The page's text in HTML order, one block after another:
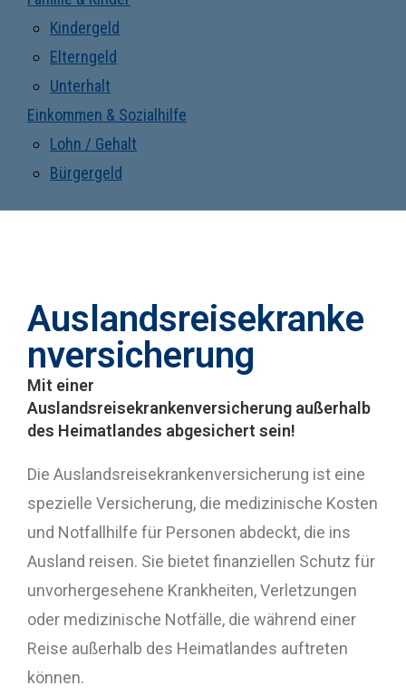
Kindergeld
Elterngeld
Unterhalt
Einkommen & Sozialhilfe
Lohn / Gehalt
Bürgergeld
Auslandsreisekranke
nversicherung
Mit einer
Auslandsreisekrankenversicherung außerhalb
des Heimatlandes abgesichert sein!
Die Auslandsreisekrankenversicherung ist eine
spezielle Versicherung, die medizinische Kosten
und Notfallhilfe für Personen abdeckt, die ins
Ausland reisen. Sie bietet finanziellen Schutz für
unvorhergesehene Krankheiten, Verletzungen
oder medizinische Notfälle, die während einer
Reise außerhalb des Heimatlandes auftreten
können.